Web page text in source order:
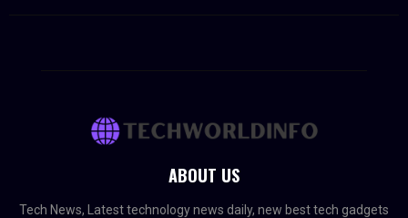
ABOUT US
Tech News, Latest technology news daily, new best tech gadgets